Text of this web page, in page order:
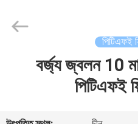
Copyright
industrialfilterbag.com.
পিটিএফই
বর্জ্য জ্বলন 10
পিটিএফই